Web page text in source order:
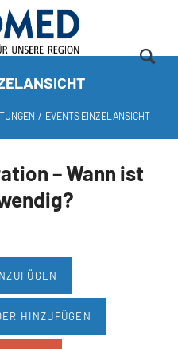
EVENTS EINZELANSICHT
– Wann ist
HINZUFÜGEN